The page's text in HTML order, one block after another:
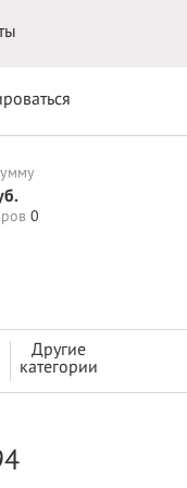
0
Другие
категории